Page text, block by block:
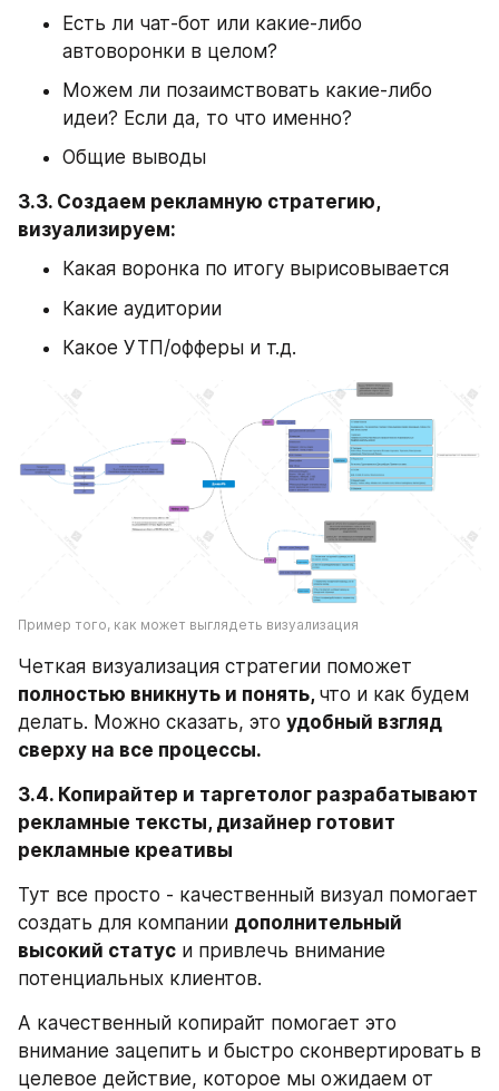
Есть ли чат-бот или какие-либо
автоворонки в целом?
Можем ли позаимствовать какие-либо
идеи? Если да, то что именно?
Общие выводы
3.3. Создаем рекламную стратегию,
визуализируем:
Какая воронка по итогу вырисовывается
Какие аудитории
Какое УТП/офферы и т.д.
Пример того, как может выглядеть визуализация
полностью вникнуть и понять, что и как будем
делать. Можно сказать, это удобный взгляд
сверху на все процессы.
3.4. Копирайтер и таргетолог разрабатывают
рекламные тексты, дизайнер готовит
рекламные креативы
Тут все просто - качественный визуал помогает
создать для компании дополнительный
высокий статус и привлечь внимание
потенциальных клиентов.
А качественный копирайт помогает это
внимание зацепить и быстро сконвертировать в
целевое действие, которое мы ожидаем от